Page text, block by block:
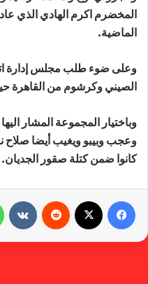
المخضرم اكرم الهادي الذي
الماضية.
وعلى ضوء طلب مجلس إدارة
الصيني وكرشوم من القاهرة
وباختيار المجموعة المشار
وعجب وبيبو ويغيب أيضا
كانوا ضمن كتلة صقور الجديان.